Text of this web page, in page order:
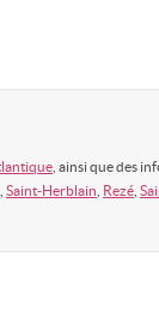
, ainsi que des
Saint-Herblain Rezé